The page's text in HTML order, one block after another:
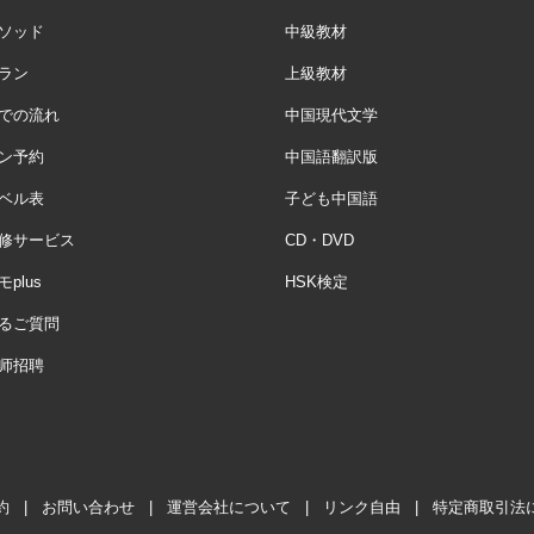
ッド
ン
の流れ
予約
ル表
サービス
plus
ご質問
招聘
中級教材
上級教材
中国現代文学
中国語翻訳版
子ども中国語
CD・DVD
HSK検定
お問い合わせ 運営会社について リンク自由 特定商取引法